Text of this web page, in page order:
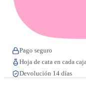
Pago seguro
Hoja de cata en cada
Devolución 14 días